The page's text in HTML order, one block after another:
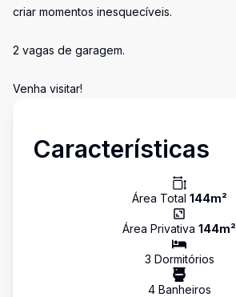
criar momentos inesquecíveis.
2 vagas de garagem.
Venha visitar!
Características
Área Total 144m²
Área Privativa 144m²
3 Dormitórios
4Banheiros